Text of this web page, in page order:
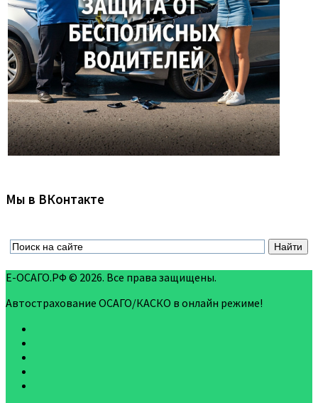
Мы в ВКонтакте
Е-ОСАГО.РФ © 2026. Все права защищены.
Автострахование ОСАГО/КАСКО в онлайн режиме!